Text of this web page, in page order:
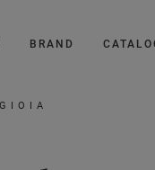
BRAND
GIOIA